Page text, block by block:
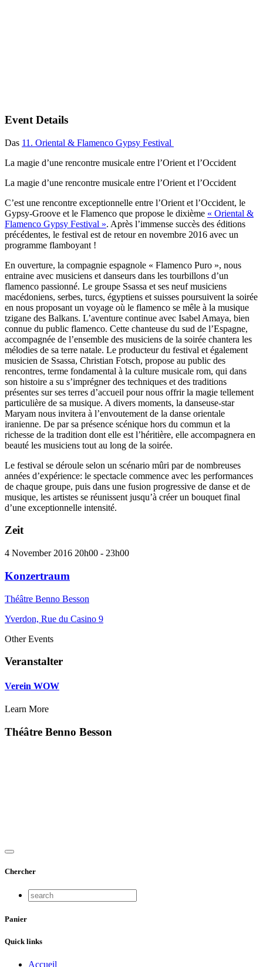
Event Details
Das 11. Oriental & Flamenco Gypsy Festival
La magie d’une rencontre musicale entre l’Orient et l’Occident
La magie d’une rencontre musicale entre l’Orient et l’Occident
C’est une rencontre exceptionnelle entre l’Orient et l’Occident, le
Gypsy-Groove et le Flamenco que propose le dixième « Oriental &
Flamenco Gypsy Festival ». Après l’immense succès des éditions
précédentes, le festival est de retour en novembre 2016 avec un
programme flamboyant !
En ouverture, la compagnie espagnole « Flamenco Puro », nous
entraine avec musiciens et danseurs dans les tourbillons d’un
flamenco passionné. Le groupe Ssassa et ses neuf musiciens
macédoniens, serbes, turcs, égyptiens et suisses poursuivent la soirée
en nous proposant un voyage où le flamenco se mêle à la musique
tzigane des Balkans. L’aventure continue avec Isabel Amaya, bien
connue du public flamenco. Cette chanteuse du sud de l’Espagne,
accompagnée de l’ensemble des musiciens de la soirée chantera les
mélodies de sa terre natale. Le producteur du festival et également
musicien de Ssassa, Christian Fotsch, propose au public des
rencontres, terme fondamental à la culture musicale rom, qui dans
son histoire a su s’imprégner des techniques et des traditions
présentes sur ses terres d’accueil pour nous offrir la magie tellement
particulière de sa musique. A divers moments, la danseuse-star
Maryam nous invitera à l’envoutement de la danse orientale
iranienne. De par sa présence scénique hors du commun et la
richesse de la tradition dont elle est l’héritière, elle accompagnera en
beauté les musiciens tout au long de la soirée.
Le festival se déroule selon un scénario mûri par de nombreuses
années d’expérience: le spectacle commence avec les performances
de chaque groupe, puis dans une fusion progressive de danse et de
musique, les artistes se réunissent jusqu’à créer un bouquet final
d’une exceptionnelle intensité.
Zeit
4 November 2016 20h00 - 23h00
Konzertraum
Théâtre Benno Besson
Yverdon, Rue du Casino 9
Other Events
Veranstalter
Verein WOW
Learn More
Théâtre Benno Besson
Chercher
Panier
Quick links
Accueil